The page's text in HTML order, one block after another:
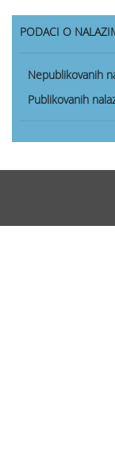
PODACI O
Nepublikovanih
Publikovanih